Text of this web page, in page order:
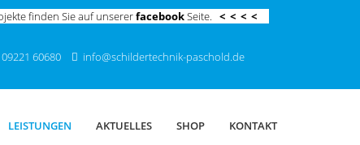
finden Sie auf unsererfacebookSeite. < < < <
09221 60680 info@schildertechnik-paschold.de
LEISTUNGEN AKTUELLES SHOP KONTAKT